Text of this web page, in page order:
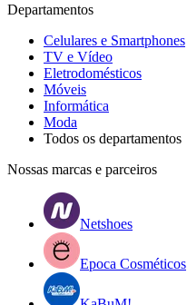
Departamentos
Celulares e Smartphones
TV e Vídeo
Eletrodomésticos
Móveis
Informática
Moda
Todos os departamentos
Nossas marcas e parceiros
Netshoes
Epoca Cosméticos